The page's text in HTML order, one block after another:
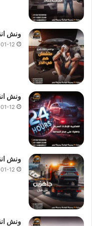
ونش
12
ونش
12
ونش
12
ونش